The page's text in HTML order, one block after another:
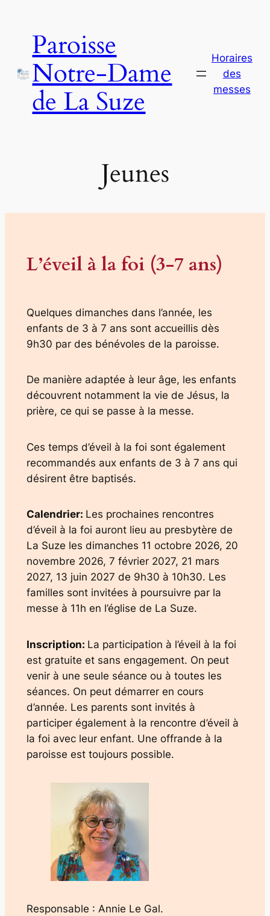
contenuParoisse
Notre-Dame
de La Suze
Horaires
des
messes
Jeunes
L’éveil à la foi (3-7 ans)
Quelques dimanches dans l’année, les
enfants de 3 à 7 ans sont accueillis dès
9h30 par des bénévoles de la paroisse.
De manière adaptée à leur âge, les enfants
découvrent notamment la vie de Jésus, la
prière, ce qui se passe à la messe.
Ces temps d’éveil à la foi sont également
recommandés aux enfants de 3 à 7 ans qui
désirent être baptisés.
Calendrier: Les prochaines rencontres
d’éveil à la foi auront lieu au presbytère de
La Suze les dimanches 11 octobre 2026, 20
novembre 2026, 7 février 2027, 21 mars
2027, 13 juin 2027 de 9h30 à 10h30. Les
familles sont invitées à poursuivre par la
messe à 11h en l’église de La Suze.
Inscription: La participation à l’éveil à la foi
est gratuite et sans engagement. On peut
venir à une seule séance ou à toutes les
séances. On peut démarrer en cours
d’année. Les parents sont invités à
participer également à la rencontre d’éveil à
la foi avec leur enfant. Une offrande à la
paroisse est toujours possible.
Responsable : Annie Le Gal.